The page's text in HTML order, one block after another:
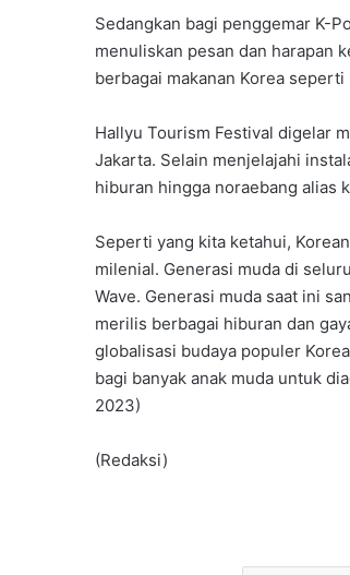
Sedangkan bagi penggemar K-
menuliskan pesan dan harapan
berbagai makanan Korea
Hallyu Tourism Festival digelar
Jakarta. Selain menjelajahi
hiburan hingga noraebang alias
Seperti yang kita ketahui,
milenial. Generasi muda di
Wave. Generasi muda saat ini
merilis berbagai hiburan dan
globalisasi budaya populer
bagi banyak anak muda untuk
2023)
(Redaksi)